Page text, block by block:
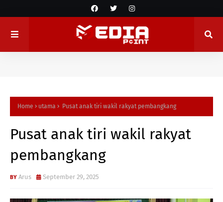
Home utama Pusat anak tiri wakil rakyat pembangkang
Pusat anak tiri wakil rakyat
pembangkang
Arus September 29, 2025